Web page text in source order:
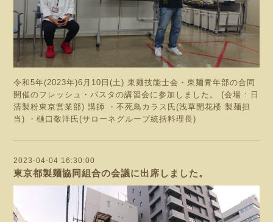
令和5年(2023年)6月10日(土) 東麺技能士会・東麺青年部の合同
開催のフレッシュ・パスタの講習会に参加しました。 (会場 : 日
清製粉東京営業部) 講師 ・不死鳥カラス氏(浅草開花楼 製麺担
当) ・樋口敬洋氏(サローネグループ統括料理長)
2023-04-04 16:30:00
東京都製麺協同組合の会議に出席しました。